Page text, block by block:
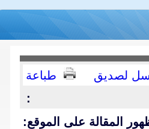
لصديق
طباعة
:
المقالة على الموقع: